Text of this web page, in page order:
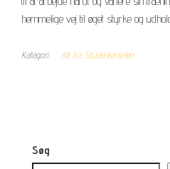
hemmelige vej til øget styrke og
Kategori Alt fra Studentersiden
Søg